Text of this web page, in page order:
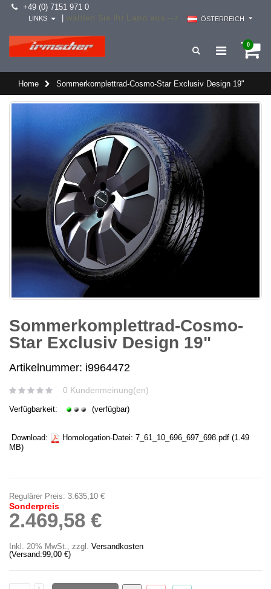
+49 (0) 7151 971 0
ÖSTERREICH
LINKS
0
Home Sommerkomplettrad-Cosmo-Star Exclusiv Design 19"
Sommerkomplettrad-Cosmo-
Star Exclusiv Design 19"
Artikelnummer: i9964472
0 Kundenmeinung(en)
Verfügbarkeit: (verfügbar)
Download: Homologation-Datei: 7_61_10_696_697_698.pdf (1.49
MB)
Regulärer Preis: 3.635,10 €
Sonderpreis
2.469,58 €
Inkl. 20% MwSt., zzgl. Versandkosten
(Versand:99,00 €)